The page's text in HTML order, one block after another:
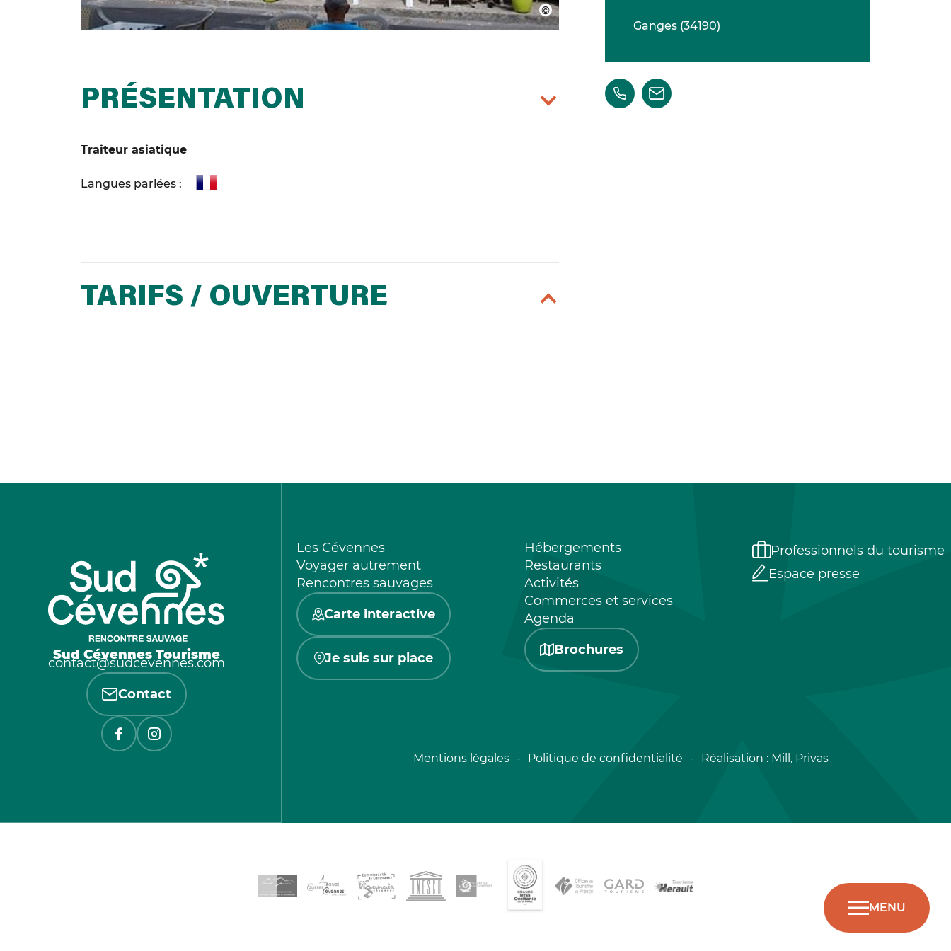
MENU
PRÉSENTATION
Traiteur asiatique
Langues parlées :
TARIFS / OUVERTURE
Ganges (34190)
Sud Cévennes Tourisme
contact@sudcevennes.com
Contact
Les Cévennes
Voyager autrement
Rencontres sauvages
Carte interactive
Je suis sur place
Hébergements
Restaurants
Activités
Commerces et services
Agenda
Brochures
Professionnels du tourisme
Espace presse
Mentions légales Politique de confidentialité Réalisation : Mill, Privas